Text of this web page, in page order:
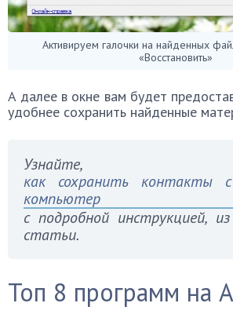
Активируем галочки на найденных
«Восстановить»
А далее в окне вам будет
удобнее сохранить найденные
Узнайте,
как сохранить контакты
компьютер
с подробной инструкцией,
статьи.
Топ 8 программ на